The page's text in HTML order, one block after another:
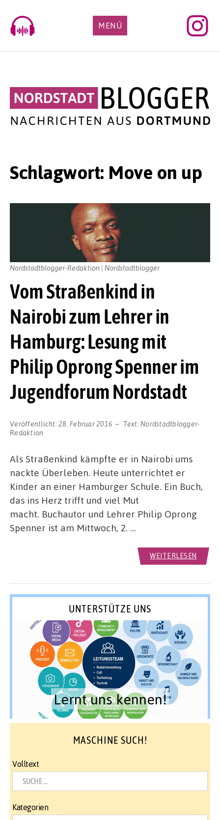
content
MENÜ
Schlagwort: Move on up
Vom Straßenkind in
Nairobi zum Lehrer in
Hamburg: Lesung mit
Philip Oprong Spenner im
Jugendforum Nordstadt
Veröffentlicht:28. Februar 2016 Text: Nordstadtblogger-
Redaktion
Nordstadtblogger-Redaktion | Nordstadtblogger
Als Straßenkind kämpfte er in Nairobi ums
nackte Überleben. Heute unterrichtet er
Kinder an einer Hamburger Schule. Ein Buch,
das ins Herz trifft und viel Mut
macht. Buchautor und Lehrer Philip Oprong
Spenner ist am Mittwoch, 2. …
WEITERLESEN
UNTERSTÜTZE UNS
Lernt uns kennen!
MASCHINE SUCH!
Volltext
Kategorien